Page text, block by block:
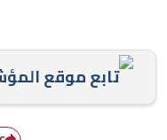
تابع موقع